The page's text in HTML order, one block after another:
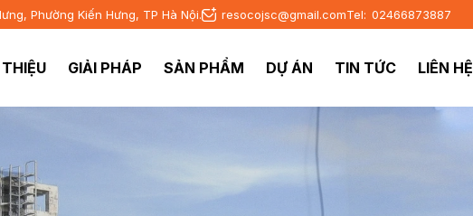
Phường Kiến Hưng, TP Hà Nội. resocojsc@gmail.comTel: 02466873887
THIỆU GIẢI PHÁP SẢN PHẨM DỰ ÁN TIN TỨC LIÊN HỆ